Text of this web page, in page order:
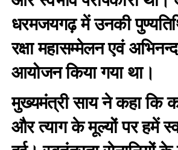
धरमजयगढ़ में उनकी
रक्षा महासम्मेलन एवं
आयोजन किया गया था।
मुख्यमंत्री साय ने कहा कि
और त्याग के मूल्यों पर हमें